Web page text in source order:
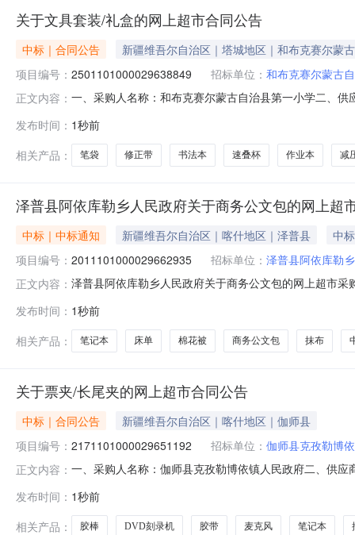
关于文具套装/礼盒的网上超市合同公告
中标｜合同公告
新疆维吾尔自治区｜塔城地区｜和布克赛尔蒙
项目编号： 2501101000029638849 招标单位： 和布克赛尔蒙古
正文内容： 一、采购人名称：和布克赛尔蒙古自治县第一小学二、
200.001530002国产pj文具套装/礼盒足球国产pj个
发布时间： 1秒前
相关产品：
笔袋 修正带 书法本 速叠杯 作业本 减
泽普县阿依库勒乡人民政府关于商务公文包的网上超
中标｜中标通知 新疆维吾尔自治区｜喀什地区｜泽普县
中
项目编号： 2011101000029662935 招标单位： 泽普县阿依库勒
正文内容： 泽普县阿依库勒乡人民政府关于商务公文包的网上超市
区划编码:653124项目所在行政区划名称:新疆维吾尔自
发布时间： 1秒前
相关产品：
笔记本 床单 棉花被 商务公文包 抹布
关于票夹/长尾夹的网上超市合同公告
中标｜合同公告
新疆维吾尔自治区｜喀什地区｜伽师县
项目编号： 2171101000029651192 招标单位： 伽师县克孜勒博
正文内容： 一、采购人名称：伽师县克孜勒博依镇人民政府二、供
票夹48只/筒得力/deli8554S筒30.00133902得力5854文
发布时间： 1秒前
相关产品：
胶棒 DVD刻录机 胶带 麦克风 笔记本